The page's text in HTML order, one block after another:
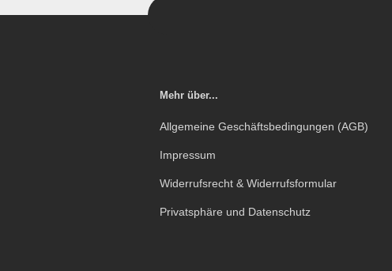
Mehr über...
Allgemeine Geschäftsbedingungen (AGB)
Impressum
Widerrufsrecht & Widerrufsformular
Privatsphäre und Datenschutz